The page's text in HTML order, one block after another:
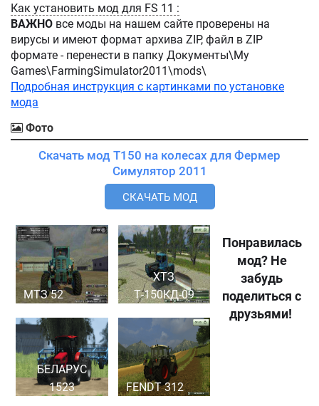
Как установить мод для FS 11 :
ВАЖНО все моды на нашем сайте проверены на
вирусы и имеют формат архива ZIP, файл в ZIP
формате - перенести в папку Документы\My
Games\FarmingSimulator2011\mods\
Подробная инструкция с картинками по установке
мода
Фото
Скачать мод T150 на колесах для Фермер
Симулятор 2011
СКАЧАТЬ МОД
МТЗ 52
ХТЗ
Т-150КД-09
БЕЛАРУС
1523
FENDT 312
Понравилась
мод? Не
забудь
поделиться с
друзьями!